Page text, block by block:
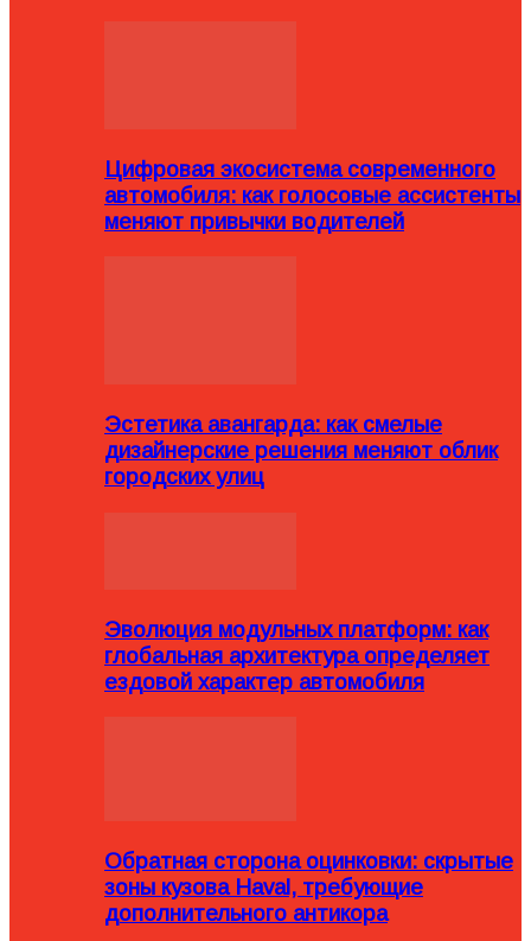
Цифровая экосистема современного
автомобиля: как голосовые ассистенты
меняют привычки водителей
Эстетика авангарда: как смелые
дизайнерские решения меняют облик
городских улиц
Эволюция модульных платформ: как
глобальная архитектура определяет
ездовой характер автомобиля
Обратная сторона оцинковки: скрытые
зоны кузова Haval, требующие
дополнительного антикора